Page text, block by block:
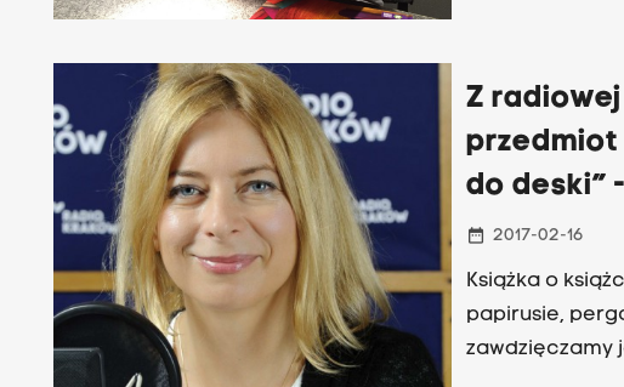
Z
przedmiot
do deski”
date_range 2017-02-16
Książka o
papirusie,
zawdzięczamy